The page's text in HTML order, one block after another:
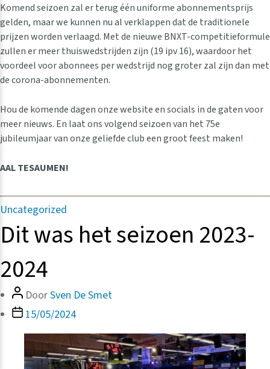
Komend seizoen zal er terug één uniforme abonnementsprijs
gelden, maar we kunnen nu al verklappen dat de traditionele
prijzen worden verlaagd. Met de nieuwe BNXT-competitieformule
zullen er meer thuiswedstrijden zijn (19 ipv 16), waardoor het
voordeel voor abonnees per wedstrijd nog groter zal zijn dan met
de corona-abonnementen.
Hou de komende dagen onze website en socials in de gaten voor
meer nieuws. En laat ons volgend seizoen van het 75e
jubileumjaar van onze geliefde club een groot feest maken!
AAL TESAUMEN!
Categorieën
Uncategorized
Dit was het seizoen 2023-
2024
Bericht
auteur
DoorSven De Smet
Berichtdatum
15/05/2024